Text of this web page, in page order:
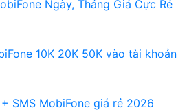
Ngày, Tháng Giá Cực Rẻ
10K 20K 50K vào tài khoản
SMS MobiFone giá rẻ 2026